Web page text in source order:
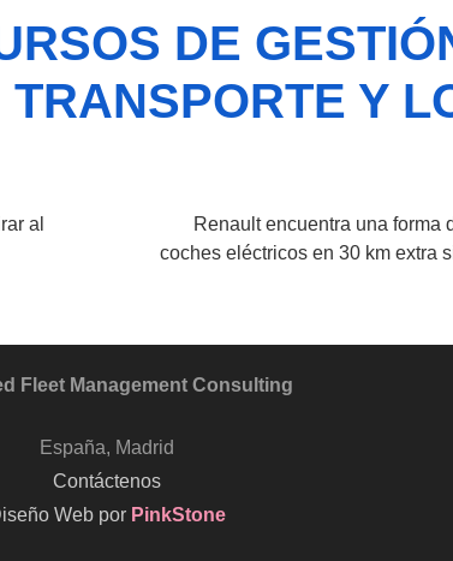
DE
Y
al
Renault encuentra una forma
coches eléctricos en 30 km extra
Fleet Management Consulting
España, Madrid
Contáctenos
Web por PinkStone